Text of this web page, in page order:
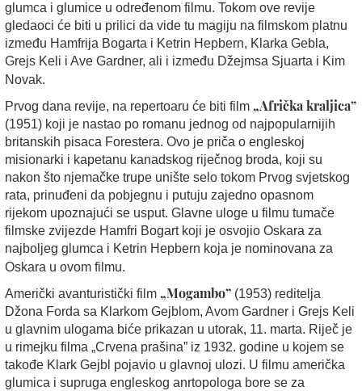
glumca i glumice u određenom filmu. Tokom ove revije
gledaoci će biti u prilici da vide tu magiju na filmskom platnu
između Hamfrija Bogarta i Ketrin Hepbern, Klarka Gebla,
Grejs Keli i Ave Gardner, ali i između Džejmsa Sjuarta i Kim
Novak.
Prvog dana revije, na repertoaru će biti film „Afrička kraljica”
(1951) koji je nastao po romanu jednog od najpopularnijih
britanskih pisaca Forestera. Ovo je priča o engleskoj
misionarki i kapetanu kanadskog riječnog broda, koji su
nakon što njemačke trupe unište selo tokom Prvog svjetskog
rata, prinuđeni da pobjegnu i putuju zajedno opasnom
rijekom upoznajući se usput. Glavne uloge u filmu tumače
filmske zvijezde Hamfri Bogart koji je osvojio Oskara za
najboljeg glumca i Ketrin Hepbern koja je nominovana za
Oskara u ovom filmu.
Američki avanturistički film „Mogambo” (1953) reditelja
Džona Forda sa Klarkom Gejblom, Avom Gardner i Grejs Keli
u glavnim ulogama biće prikazan u utorak, 11. marta. Riječ je
u rimejku filma „Crvena prašina” iz 1932. godine u kojem se
takođe Klark Gejbl pojavio u glavnoj ulozi. U filmu američka
glumica i supruga engleskog anrtopologa bore se za